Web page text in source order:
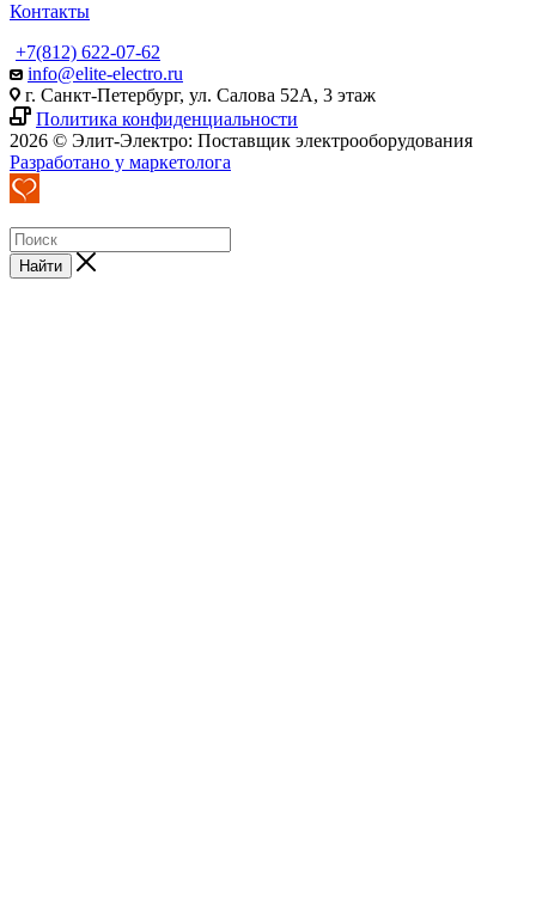
Контакты
+7(812) 622-07-62
info@elite-electro.ru
г. Санкт-Петербург, ул. Салова 52А, 3 этаж
Политика конфиденциальности
2026 © Элит-Электро: Поставщик электрооборудования
Разработано у маркетолога
Найти